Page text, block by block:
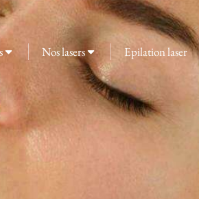
Nos lasers Epilation laser